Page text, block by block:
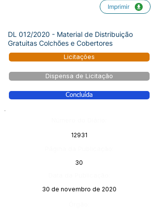
Imprimir
DL 012/2020 - Material de Distribuição
Gratuitas Colchões e Cobertores
Licitações
Dispensa de Licitação
Concluída
12931
30
30 de novembro de 2020